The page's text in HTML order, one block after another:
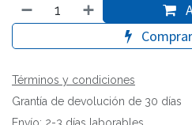
Términos y condiciones
Grantía de devolución de 30 días